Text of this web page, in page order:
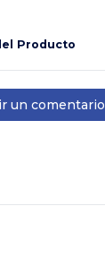
Producto
un comentario